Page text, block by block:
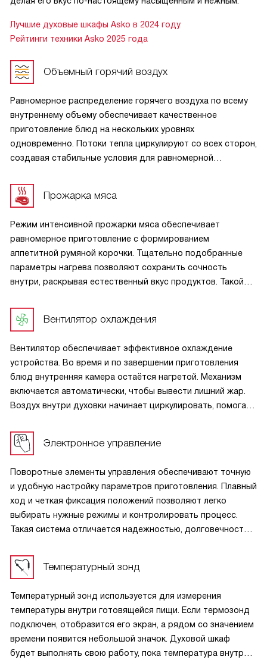
Лучшие духовые шкафы Asko в 2024 году
Рейтинги техники Asko 2025 года
Объемный горячий воздух
Равномерное распределение горячего воздуха по всему
внутреннему объему обеспечивает качественное
приготовление блюд на нескольких уровнях
одновременно. Потоки тепла циркулируют со всех сторон,
создавая стабильные условия для равномерной
смешивания запахов, сохранять сочность продуктов
и добиваться стабильного результата при каждом
Прожарка мяса
Режим интенсивной прожарки мяса обеспечивает
равномерное приготовление с формированием
аппетитной румяной корочки. Тщательно подобранные
параметры нагрева позволяют сохранить сочность
внутри, раскрывая естественный вкус продуктов. Такой
добиваться стабильного результата, приближенного
к профессиональному уровню приготовления.
Вентилятор охлаждения
Вентилятор обеспечивает эффективное охлаждение
устройства. Во время и по завершении приготовления
блюд внутренняя камера остаётся нагретой. Механизм
включается автоматически, чтобы вывести лишний жар.
Воздух внутри духовки начинает циркулировать, помогая
системы. Прикасаться к дверце станет достаточно
безопасно, а мебель рядом не повредится.
Электронное управление
Поворотные элементы управления обеспечивают точную
и удобную настройку параметров приготовления. Плавный
ход и четкая фиксация положений позволяют легко
выбирать нужные режимы и контролировать процесс.
Такая система отличается надежностью, долговечностью
комфорт при ежедневной эксплуатации и точность
настройки всех функций.
Температурный зонд
Температурный зонд используется для измерения
температуры внутри готовящейся пищи. Если термозонд
подключен, отобразится его экран, а рядом со значением
времени появится небольшой значок. Духовой шкаф
будет выполнять свою работу, пока температура внутри